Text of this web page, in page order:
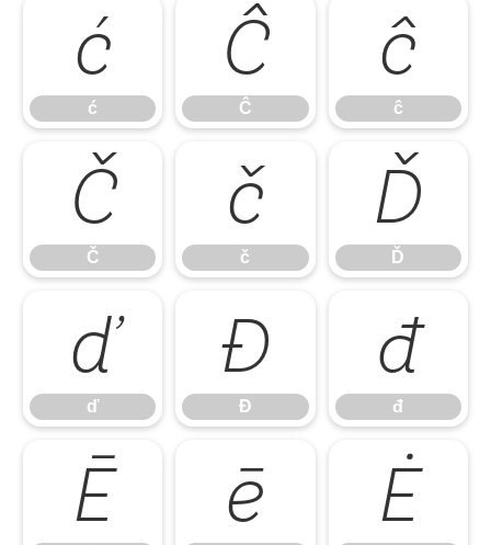
ć
ć
Ĉ
Ĉ
ĉ
ĉ
Č
Č
č
č
Ď
Ď
ď
ď
Đ
Đ
đ
đ
Ē ē Ė